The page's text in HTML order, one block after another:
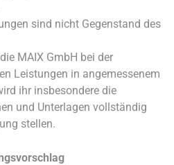
sind nicht Gegenstand des
MAIX GmbH bei der
Leistungen in angemessenem
ihr insbesondere die
und Unterlagen vollständig
stellen.